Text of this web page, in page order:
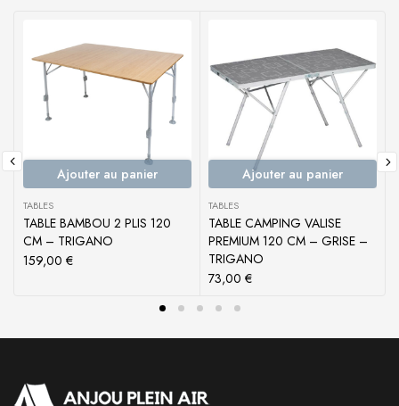
Ajouter au panier
TABLES
TABLE BAMBOU 2 PLIS 120
CM – TRIGANO
159,00 €
Ajouter au panier
TABLES
TABLE CAMPING VALISE
PREMIUM 120 CM – GRISE –
TRIGANO
73,00 €